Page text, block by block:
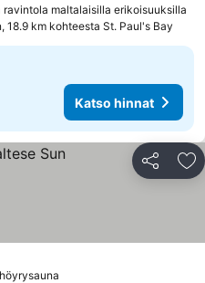
ravintola maltalaisilla erikoisuuksilla
18.9 km kohteesta St. Paul's Bay
Katso hinnat
Jaa